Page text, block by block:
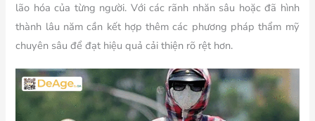
lão hóa của từng người. Với các rãnh nhăn sâu hoặc đã hình
thành lâu năm cần kết hợp thêm các phương pháp thẩm mỹ
chuyên sâu để đạt hiệu quả cải thiện rõ rệt hơn.